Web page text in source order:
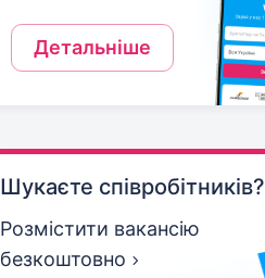
Детальніше
Шукаєте співробітників?
Розмістити вакансію
безкоштовно